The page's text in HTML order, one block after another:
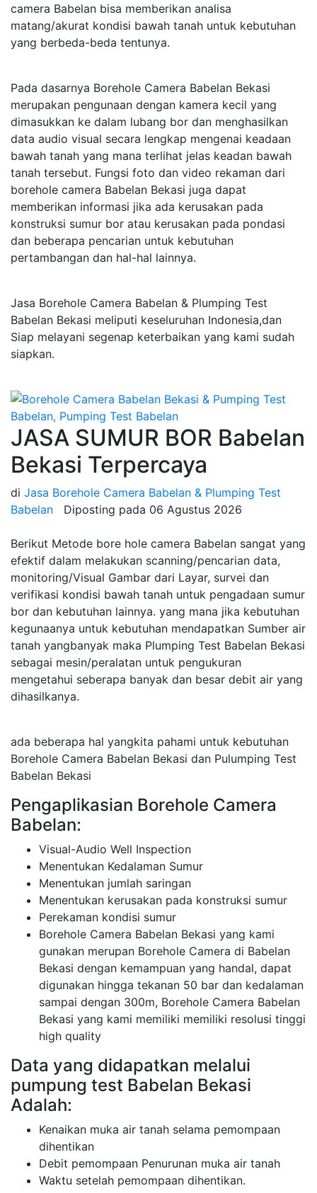
camera Babelan bisa memberikan analisa
matang/akurat kondisi bawah tanah untuk kebutuhan
yang berbeda-beda tentunya.
Pada dasarnya Borehole Camera Babelan Bekasi
merupakan pengunaan dengan kamera kecil yang
dimasukkan ke dalam lubang bor dan menghasilkan
data audio visual secara lengkap mengenai keadaan
bawah tanah yang mana terlihat jelas keadan bawah
tanah tersebut. Fungsi foto dan video rekaman dari
borehole camera Babelan Bekasi juga dapat
memberikan informasi jika ada kerusakan pada
konstruksi sumur bor atau kerusakan pada pondasi
dan beberapa pencarian untuk kebutuhan
pertambangan dan hal-hal lainnya.
Jasa Borehole Camera Babelan & Plumping Test
Babelan Bekasi meliputi keseluruhan Indonesia,dan
Siap melayani segenap keterbaikan yang kami sudah
siapkan.
JASA SUMUR BOR Babelan
Bekasi Terpercaya
di Jasa Borehole Camera Babelan & Plumping Test
Babelan
Diposting pada 06 Agustus 2026
Berikut Metode bore hole camera Babelan sangat yang
efektif dalam melakukan scanning/pencarian data,
monitoring/Visual Gambar dari Layar, survei dan
verifikasi kondisi bawah tanah untuk pengadaan sumur
bor dan kebutuhan lainnya. yang mana jika kebutuhan
kegunaanya untuk kebutuhan mendapatkan Sumber air
tanah yangbanyak maka Plumping Test Babelan Bekasi
sebagai mesin/peralatan untuk pengukuran
mengetahui seberapa banyak dan besar debit air yang
dihasilkanya.
ada beberapa hal yangkita pahami untuk kebutuhan
Borehole Camera Babelan Bekasi dan Pulumping Test
Babelan Bekasi
Pengaplikasian Borehole Camera
Babelan:
Visual-Audio Well Inspection
Menentukan Kedalaman Sumur
Menentukan jumlah saringan
Menentukan kerusakan pada konstruksi sumur
Perekaman kondisi sumur
Borehole Camera Babelan Bekasi yang kami
gunakan merupan Borehole Camera di Babelan
Bekasi dengan kemampuan yang handal, dapat
digunakan hingga tekanan 50 bar dan kedalaman
sampai dengan 300m, Borehole Camera Babelan
Bekasi yang kami memiliki memiliki resolusi tinggi
high quality
Data yang didapatkan melalui
pumpung test Babelan Bekasi
Adalah:
Kenaikan muka air tanah selama pemompaan
dihentikan
Debit pemompaan Penurunan muka air tanah
Waktu setelah pemompaan dihentikan.